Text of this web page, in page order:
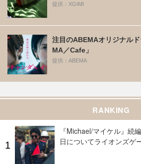
提供：XGIMI
注目のABEMAオリジナル
MA／Cafe」
提供：ABEMA
RANKING
『Michael/マイケル』続
日についてライオンズゲ